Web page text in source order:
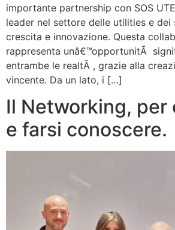
importante partnership con SOS
leader nel settore delle utilities e dei
crescita e innovazione. Questa
rappresenta unâ€™opportunitÃ
entrambe le realtÃ , grazie alla
vincente. Da un lato, i […]
Il Networking, per
e farsi conoscere.